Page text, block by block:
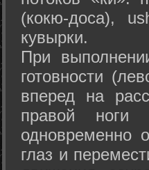
(кокю-доса),
кувырки.
При
готовности
вперед на
правой ноги
одновременно
глаз и